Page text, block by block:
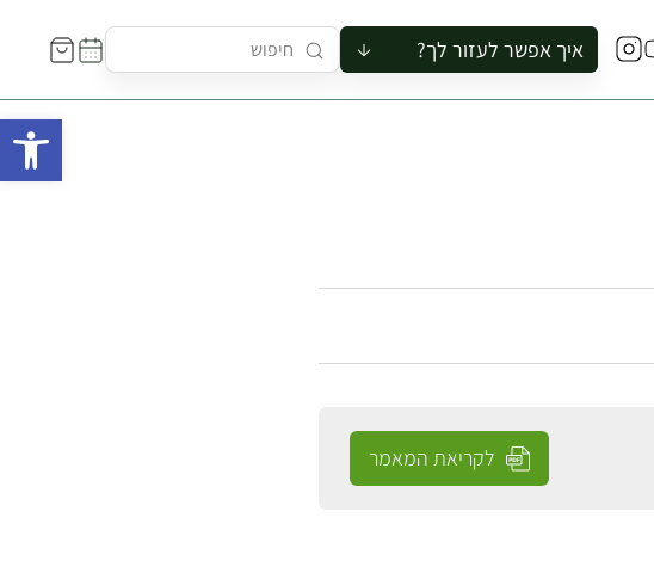
איך אפשר לעזור לך?
להזמין סיור לקבוצה
לקריאת המאמר